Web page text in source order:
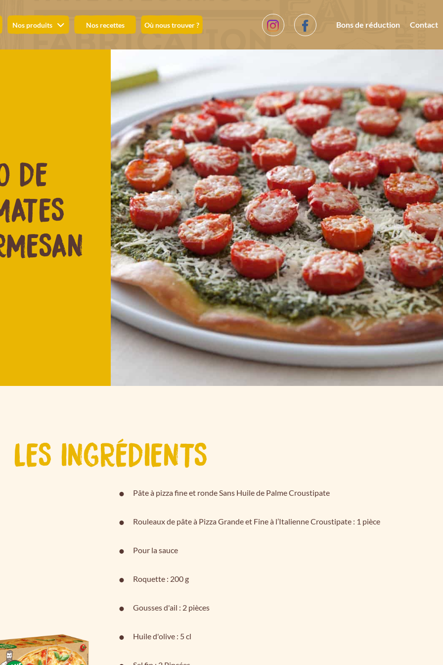
Nos produits Nos recettes Où nous trouver ? Bons de réduction Contact
DE
LES INGRÉDIENTS
Pâte à pizza fine et ronde Sans Huile de Palme Croustipate
Rouleaux de pâte à Pizza Grande et Fine à l’Italienne Croustipate : 1 pièce
Pour la sauce
Roquette : 200 g
Gousses d'ail : 2 pièces
Huile d'olive : 5 cl